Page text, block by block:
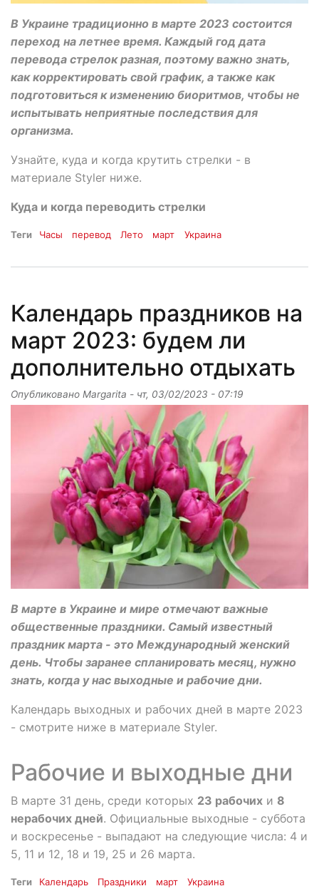
В Украине традиционно в марте 2023 состоится
переход на летнее время. Каждый год дата
перевода стрелок разная, поэтому важно знать,
как корректировать свой график, а также как
подготовиться к изменению биоритмов, чтобы не
испытывать неприятные последствия для
организма.
Узнайте, куда и когда крутить стрелки - в
материале Styler ниже.
Куда и когда переводить стрелки
Теги Часы перевод Лето март Украина
Календарь праздников на
март 2023: будем ли
дополнительно отдыхать
Опубликовано Margarita - чт, 03/02/2023 - 07:19
В марте в Украине и мире отмечают важные
общественные праздники. Самый известный
праздник марта - это Международный женский
день. Чтобы заранее спланировать месяц, нужно
знать, когда у нас выходные и рабочие дни.
Календарь выходных и рабочих дней в марте 2023
- смотрите ниже в материале Styler.
Рабочие и выходные дни
В марте 31 день, среди которых 23 рабочих и 8
нерабочих дней. Официальные выходные - суббота
и воскресенье - выпадают на следующие числа: 4 и
5, 11 и 12, 18 и 19, 25 и 26 марта.
Теги Календарь Праздники март Украина